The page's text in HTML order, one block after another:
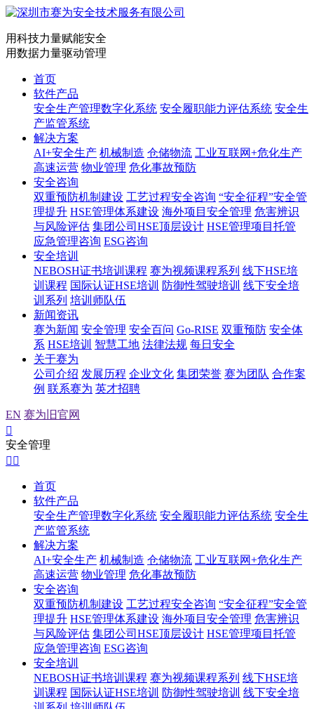
用科技力量赋能安全
用数据力量驱动管理
首页
软件产品
安全生产管理数字化系统 安全履职能力评估系统 安全生
产监管系统
解决方案
AI+安全生产 机械制造 仓储物流 工业互联网+危化生产
高速运营 物业管理 危化事故预防
安全咨询
双重预防机制建设 工艺过程安全咨询 “安全征程”安全管
理提升 HSE管理体系建设 海外项目安全管理 危害辨识
与风险评估 集团公司HSE顶层设计 HSE管理项目托管
应急管理咨询 ESG咨询
安全培训
NEBOSH证书培训课程 赛为视频课程系列 线下HSE培
训课程 国际认证HSE培训 防御性驾驶培训 线下安全培
训系列 培训师队伍
新闻资讯
赛为新闻 安全管理 安全百问 Go-RISE 双重预防 安全体
系 HSE培训 智慧工地 法律法规 每日安全
关于赛为
公司介绍 发展历程 企业文化 集团荣誉 赛为团队 合作案
例 联系赛为 英才招聘
EN 赛为旧官网

安全管理
 
首页
软件产品
安全生产管理数字化系统 安全履职能力评估系统 安全生
产监管系统
解决方案
AI+安全生产 机械制造 仓储物流 工业互联网+危化生产
高速运营 物业管理 危化事故预防
安全咨询
双重预防机制建设 工艺过程安全咨询 “安全征程”安全管
理提升 HSE管理体系建设 海外项目安全管理 危害辨识
与风险评估 集团公司HSE顶层设计 HSE管理项目托管
应急管理咨询 ESG咨询
安全培训
NEBOSH证书培训课程 赛为视频课程系列 线下HSE培
训课程 国际认证HSE培训 防御性驾驶培训 线下安全培